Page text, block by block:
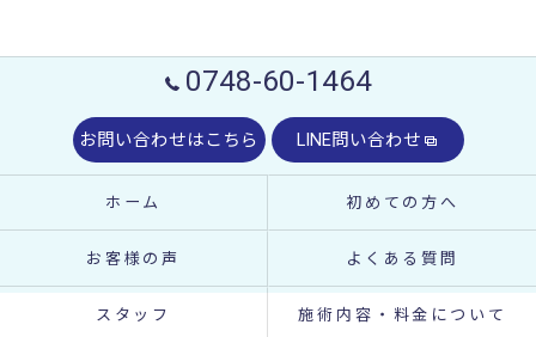
0748-60-1464
お問い合わせはこちら LINE問い合わせ
ホーム 初めての方へ
お客様の声 よくある質問
スタッフ 施術内容・料金について